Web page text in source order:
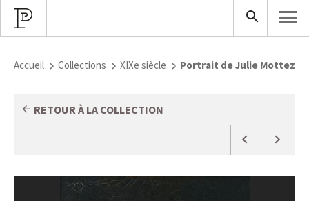
Accueil Collections XIXe siècle Portrait de Julie Mottez
RETOUR À LA COLLECTION